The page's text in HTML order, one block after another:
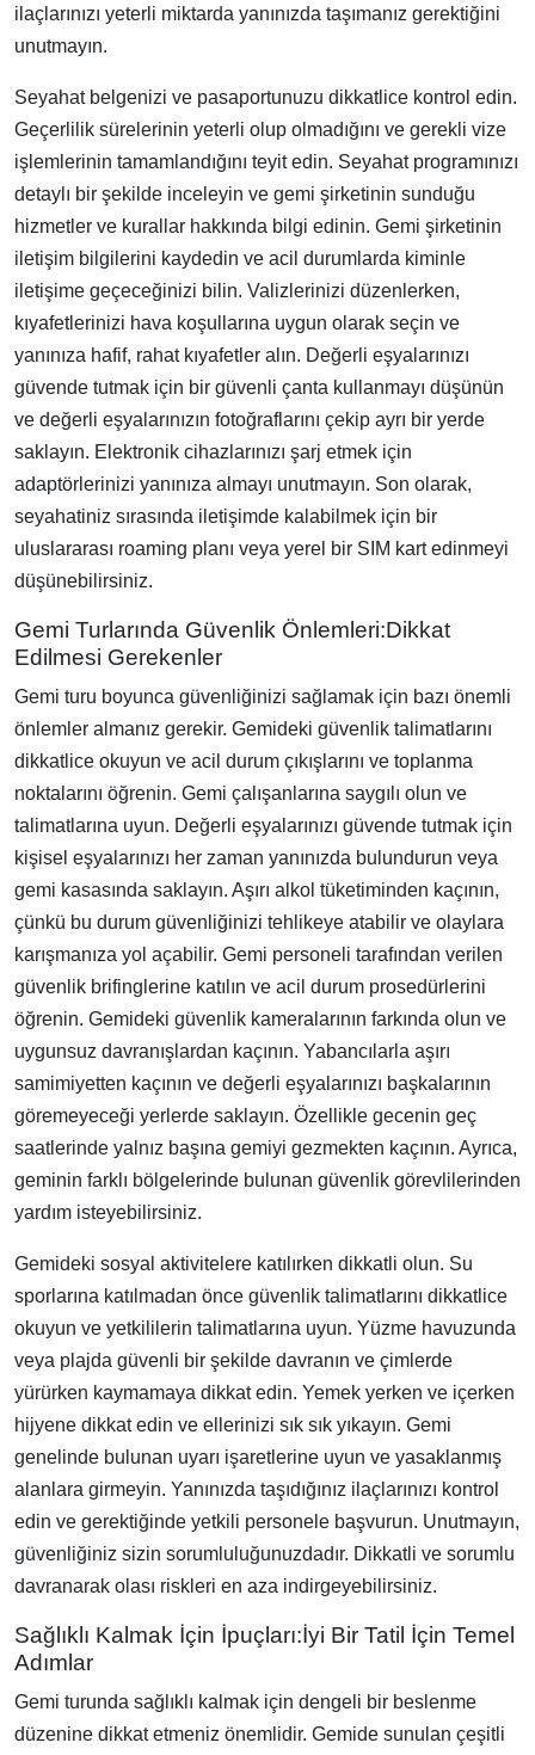
ilaçlarınızı yeterli miktarda yanınızda taşımanız gerektiğini
unutmayın.
Seyahat belgenizi ve pasaportunuzu dikkatlice kontrol edin.
Geçerlilik sürelerinin yeterli olup olmadığını ve gerekli vize
işlemlerinin tamamlandığını teyit edin. Seyahat programınızı
detaylı bir şekilde inceleyin ve gemi şirketinin sunduğu
hizmetler ve kurallar hakkında bilgi edinin. Gemi şirketinin
iletişim bilgilerini kaydedin ve acil durumlarda kiminle
iletişime geçeceğinizi bilin. Valizlerinizi düzenlerken,
kıyafetlerinizi hava koşullarına uygun olarak seçin ve
yanınıza hafif, rahat kıyafetler alın. Değerli eşyalarınızı
güvende tutmak için bir güvenli çanta kullanmayı düşünün
ve değerli eşyalarınızın fotoğraflarını çekip ayrı bir yerde
saklayın. Elektronik cihazlarınızı şarj etmek için
adaptörlerinizi yanınıza almayı unutmayın. Son olarak,
seyahatiniz sırasında iletişimde kalabilmek için bir
uluslararası roaming planı veya yerel bir SIM kart edinmeyi
düşünebilirsiniz.
Gemi Turlarında Güvenlik Önlemleri:Dikkat
Edilmesi Gerekenler
Gemi turu boyunca güvenliğinizi sağlamak için bazı önemli
önlemler almanız gerekir. Gemideki güvenlik talimatlarını
dikkatlice okuyun ve acil durum çıkışlarını ve toplanma
noktalarını öğrenin. Gemi çalışanlarına saygılı olun ve
talimatlarına uyun. Değerli eşyalarınızı güvende tutmak için
kişisel eşyalarınızı her zaman yanınızda bulundurun veya
gemi kasasında saklayın. Aşırı alkol tüketiminden kaçının,
çünkü bu durum güvenliğinizi tehlikeye atabilir ve olaylara
karışmanıza yol açabilir. Gemi personeli tarafından verilen
güvenlik brifinglerine katılın ve acil durum prosedürlerini
öğrenin. Gemideki güvenlik kameralarının farkında olun ve
uygunsuz davranışlardan kaçının. Yabancılarla aşırı
samimiyetten kaçının ve değerli eşyalarınızı başkalarının
göremeyeceği yerlerde saklayın. Özellikle gecenin geç
saatlerinde yalnız başına gemiyi gezmekten kaçının. Ayrıca,
geminin farklı bölgelerinde bulunan güvenlik görevlilerinden
yardım isteyebilirsiniz.
Gemideki sosyal aktivitelere katılırken dikkatli olun. Su
sporlarına katılmadan önce güvenlik talimatlarını dikkatlice
okuyun ve yetkililerin talimatlarına uyun. Yüzme havuzunda
veya plajda güvenli bir şekilde davranın ve çimlerde
yürürken kaymamaya dikkat edin. Yemek yerken ve içerken
hijyene dikkat edin ve ellerinizi sık sık yıkayın. Gemi
genelinde bulunan uyarı işaretlerine uyun ve yasaklanmış
alanlara girmeyin. Yanınızda taşıdığınız ilaçlarınızı kontrol
edin ve gerektiğinde yetkili personele başvurun. Unutmayın,
güvenliğiniz sizin sorumluluğunuzdadır. Dikkatli ve sorumlu
davranarak olası riskleri en aza indirgeyebilirsiniz.
Sağlıklı Kalmak İçin İpuçları:İyi Bir Tatil İçin Temel
Adımlar
Gemi turunda sağlıklı kalmak için dengeli bir beslenme
düzenine dikkat etmeniz önemlidir. Gemide sunulan çeşitli